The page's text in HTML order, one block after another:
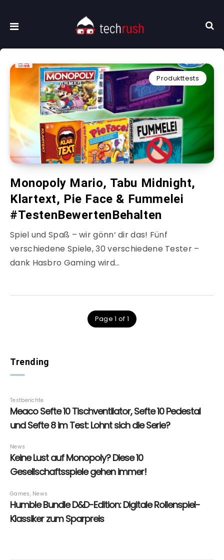
Produkttests
Monopoly Mario, Tabu Midnight,
Klartext, Pie Face & Fummelei
#TestenBewertenBehalten
Spiel und Spaß – wir gönn‘ dir das! Fünf
verschiedene Spiele, 30 verschiedene Tester –
dank Hasbro Gaming wird…
Page 1 of 1
Trending